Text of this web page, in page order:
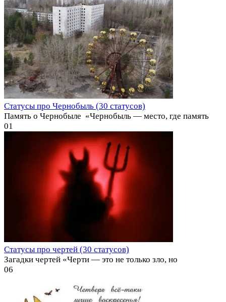
Статусы про Чернобыль (30 статусов)
Память о Чернобыле ️ «Чернобыль — место, где память
01
Статусы про чертей (30 статусов)
Загадки чертей «Черти — это не только зло, но
06